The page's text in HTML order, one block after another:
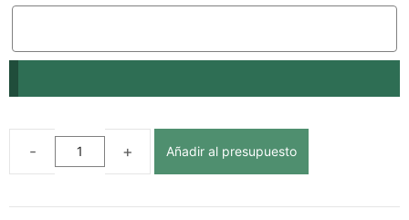
ESCALONES
DE
Añadir al presupuesto